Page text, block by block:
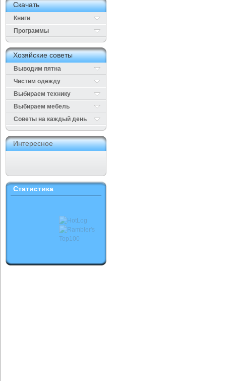
Cкачать
Книги
Программы
Хозяйские советы
Выводим пятна
Чистим одежду
Выбираем технику
Выбираем мебель
Cоветы на каждый день
Интересное
Статистика